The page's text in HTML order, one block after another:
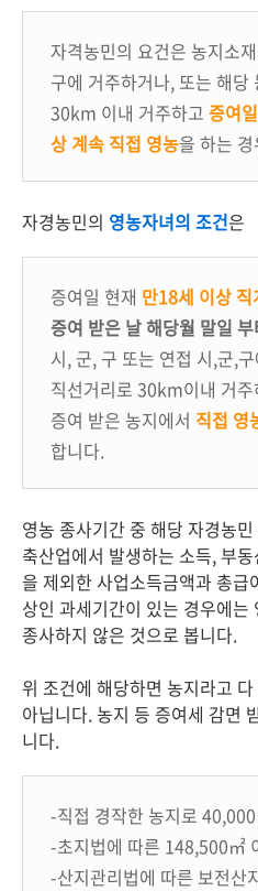
자격농민의 요건은 농지소
구에 거주하거나, 또는 해당
30km 이내 거주하고 증여
상 계속 직접 영농을 하는
자경농민의 영농자녀의 조건은
증여일 현재 만18세 이상 직
증여 받은 날 해당월 말일 부
시, 군, 구 또는 연접 시,군,
직선거리로 30km이내 거
증여 받은 농지에서 직접 영
합니다.
영농 종사기간 중 해당 자경농
축산업에서 발생하는 소득, 부
을 제외한 사업소득금액과 총
상인 과세기간이 있는 경우에
종사하지 않은 것으로 봅니다.
위 조건에 해당하면 농지라고
아닙니다. 농지 등 증여세 감면
니다.
-직접 경작한 농지로
-초지법에 따른 148,500㎡
-산지관리법에 따른 보전산